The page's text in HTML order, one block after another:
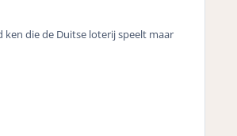
die de Duitse loterij speelt maar